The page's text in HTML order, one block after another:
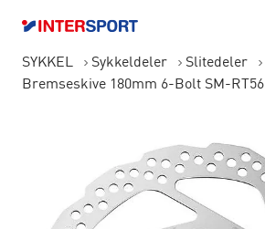
SYKKEL Sykkeldeler
Slitedeler
Bremseskive 180mm 6-Bolt SM-RT56